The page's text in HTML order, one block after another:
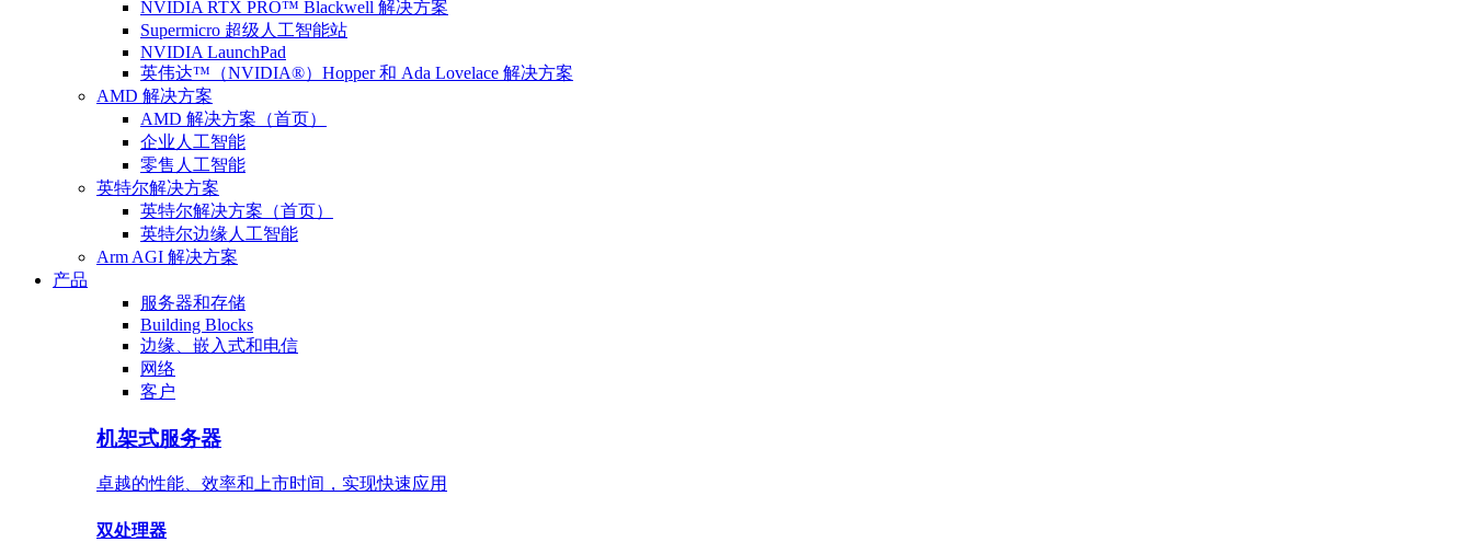
NVIDIA RTX PRO™ Blackwell 解决方案
Supermicro 超级人工智能站
NVIDIA LaunchPad
英伟达™（NVIDIA®）Hopper 和 Ada Lovelace 解决方案
AMD 解决方案
AMD 解决方案（首页）
企业人工智能
零售人工智能
英特尔解决方案
英特尔解决方案（首页）
英特尔边缘人工智能
Arm AGI 解决方案
产品
服务器和存储
Building Blocks
边缘、嵌入式和电信
网络
客户
机架式服务器
卓越的性能、效率和上市时间，实现快速应用
双处理器